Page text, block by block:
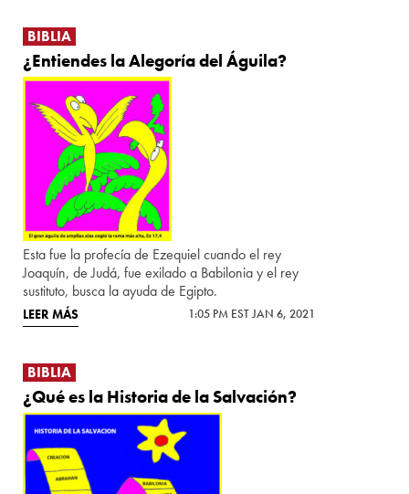
BIBLIA
¿Entiendes la Alegoría del Águila?
Esta fue la profecía de Ezequiel cuando el rey
Joaquín, de Judá, fue exilado a Babilonia y el rey
sustituto, busca la ayuda de Egipto.
LEER MÁS 1:05 PM EST JAN 6, 2021
BIBLIA
¿Qué es la Historia de la Salvación?